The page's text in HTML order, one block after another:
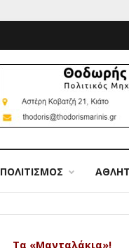
ΠΟΛΙΤΙΣΜΟΣ
Τα «Μανταλάκια»!